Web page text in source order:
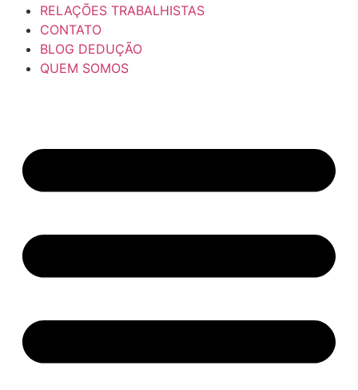
RELAÇÕES TRABALHISTAS
CONTATO
BLOG DEDUÇÃO
QUEM SOMOS